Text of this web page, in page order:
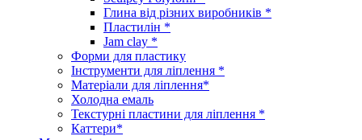
Глина від різних виробників *
Пластилін *
Jam clay *
Форми для пластику
Інструменти для ліплення *
Матеріали для ліплення*
Холодна емаль
Текстурні пластини для ліплення *
Каттери*